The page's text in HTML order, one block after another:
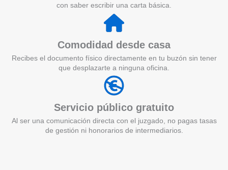
con saber escribir una carta básica.
Comodidad desde casa
Recibes el documento físico directamente en tu buzón sin tener
que desplazarte a ninguna oficina.
Servicio público gratuito
Al ser una comunicación directa con el juzgado, no pagas tasas
de gestión ni honorarios de intermediarios.